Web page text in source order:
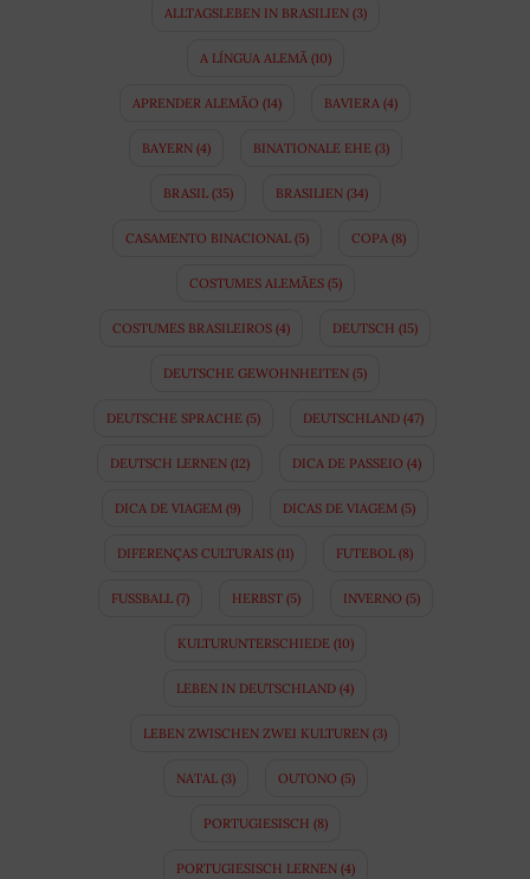
ALLTAGSLEBEN IN BRASILIEN(3)
A LÍNGUA ALEMÃ (10)
APRENDER ALEMÃO (14) BAVIERA (4)
BAYERN(4) BINATIONALE EHE(3)
BRASIL(35) BRASILIEN(34)
CASAMENTO BINACIONAL(5) COPA (8)
COSTUMES ALEMÃES(5)
COSTUMES BRASILEIROS (4) DEUTSCH (15)
DEUTSCHE GEWOHNHEITEN (5)
DEUTSCHE SPRACHE (5) DEUTSCHLAND (47)
DEUTSCH LERNEN(12) DICA DE PASSEIO (4)
DICA DE VIAGEM (9) DICAS DE VIAGEM (5)
DIFERENÇAS CULTURAIS (11) FUTEBOL (8)
FUSSBALL (7) HERBST(5) INVERNO (5)
KULTURUNTERSCHIEDE(10)
LEBEN IN DEUTSCHLAND (4)
LEBEN ZWISCHEN ZWEI KULTUREN (3)
NATAL(3) OUTONO (5)
PORTUGIESISCH (8)
PORTUGIESISCH LERNEN(4)